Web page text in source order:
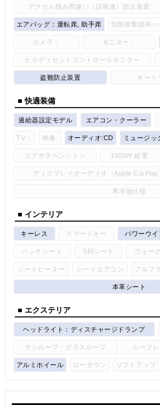
アクセル踏み間違い（誤発進）防止装置
エアバッグ：運転席, 助手席 頸部衝撃緩和ヘ
カメラ： モニター：
ヒルディセントコントロールモニター
盗難防止装置 オート
■ 快適装備
過給器設定モデル エアコン・クーラー
TV： 映像: オーディオ:CD ミュージッ
エアサスペンション 1500W 給電
ディスプレイオーディオ（Apple CarPlay
寒冷地仕様
■ インテリア
キーレス スマートキー パワーウイ
ベンチシート 3列シート ウォー
シートヒーター シートエアコン フルフ
本革シート
■ エクステリア
ヘッドライト：ディスチャージドランプ
サンルーフ・ガラスルーフ ルーフ
アルミホイール ローダウン リフトアップ